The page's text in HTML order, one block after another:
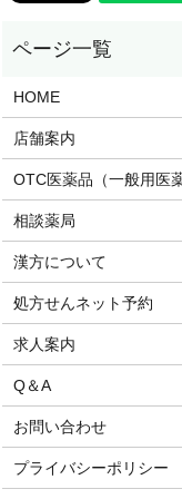
HOME
店舗案内
OTC医薬品（一般用医薬
相談薬局
漢方について
処方せんネット予約
求人案内
Q＆A
お問い合わせ
プライバシーポリシー